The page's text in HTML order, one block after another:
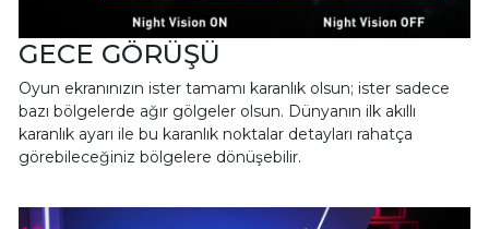
GECE GÖRÜŞÜ
Oyun ekranınızın ister tamamı karanlık olsun; ister sadece
bazı bölgelerde ağır gölgeler olsun. Dünyanın ilk akıllı
karanlık ayarı ile bu karanlık noktalar detayları rahatça
görebileceğiniz bölgelere dönüşebilir.